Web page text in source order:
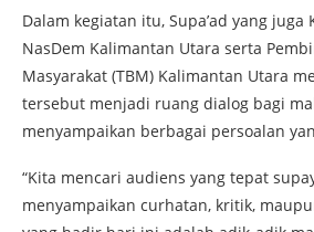
Dalam kegiatan itu, Supa’ad yang juga
NasDem Kalimantan Utara serta
Masyarakat (TBM) Kalimantan Utara
tersebut menjadi ruang dialog bagi
menyampaikan berbagai persoalan
“Kita mencari audiens yang tepat
menyampaikan curhatan, kritik,